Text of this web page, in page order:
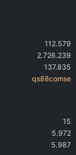
112.579
2.726.239
137.835
qs88comse
15
5.972
5.987